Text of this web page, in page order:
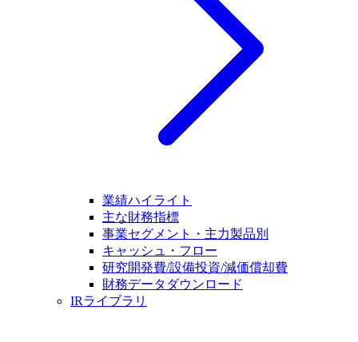
業績ハイライト
主な財務指標
事業セグメント・主力製品別
キャッシュ・フロー
研究開発費/設備投資/減価償却費
財務データダウンロード
IRライブラリ